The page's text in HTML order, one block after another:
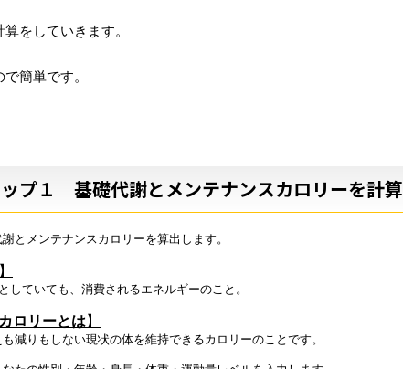
をしていきます。
簡単です。
プ１ 基礎代謝とメンテナンスカロリーを計算
とメンテナンスカロリーを算出します。
】
していても、消費されるエネルギーのこと。
ロリーとは】
減りもしない現状の体を維持できるカロリーのことです。